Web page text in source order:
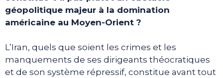
géopolitique majeur à la domination
américaine au Moyen-Orient ?
L’Iran, quels que soient les crimes et les
manquements de ses dirigeants théocratiques
et de son système répressif, constitue avant tout